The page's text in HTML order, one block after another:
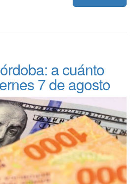
a cuánto
7 de agosto